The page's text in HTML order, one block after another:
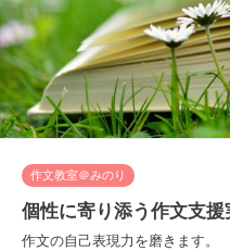
作文教室＠みのり
個性に寄り添う作文支援
作文の自己表現力を磨きます。